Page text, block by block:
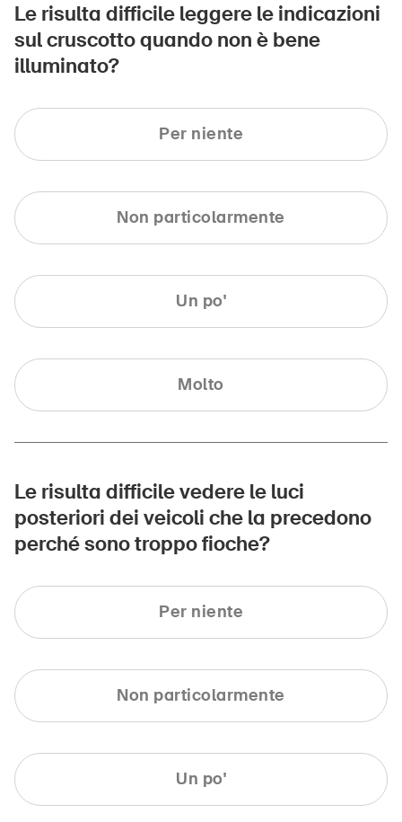
Le risulta difficile leggere le indicazioni
sul cruscotto quando non è bene
illuminato?
Per niente
Non particolarmente
Un po'
Molto
Le risulta difficile vedere le luci
posteriori dei veicoli che la precedono
perché sono troppo fioche?
Per niente
Non particolarmente
Un po'